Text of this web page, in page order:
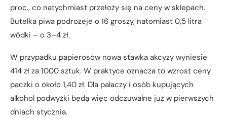
proc., co natychmiast przełoży się na ceny w sklepach.
Butelka piwa podrożeje o 16 groszy, natomiast 0,5 litra
wódki – o 3–4 zł.
W przypadku papierosów nowa stawka akcyzy wyniesie
414 zł za 1000 sztuk. W praktyce oznacza to wzrost ceny
paczki o około 1,40 zł. Dla palaczy i osób kupujących
alkohol podwyżki będą więc odczuwalne już w pierwszych
dniach stycznia.